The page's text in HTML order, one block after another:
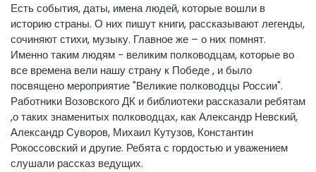
Есть события, даты, имена людей, которые вошли в
историю страны. О них пишут книги, рассказывают легенды,
сочиняют стихи, музыку. Главное же – о них помнят.
Именно таким людям - великим полководцам, которые во
все времена вели нашу страну к Победе , и было
посвящено мероприятие "Великие полководцы России".
Работники Возовского ДК и библиотеки рассказали ребятам
,о таких знаменитых полководцах, как Александр Невский,
Александр Суворов, Михаил Кутузов, Константин
Рокоссовский и другие. Ребята с гордостью и уважением
слушали рассказ ведущих.